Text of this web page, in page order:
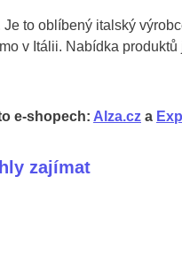
to oblíbený italský
v Itálii. Nabídka
e-shopech: Alza.cz a
zajímat